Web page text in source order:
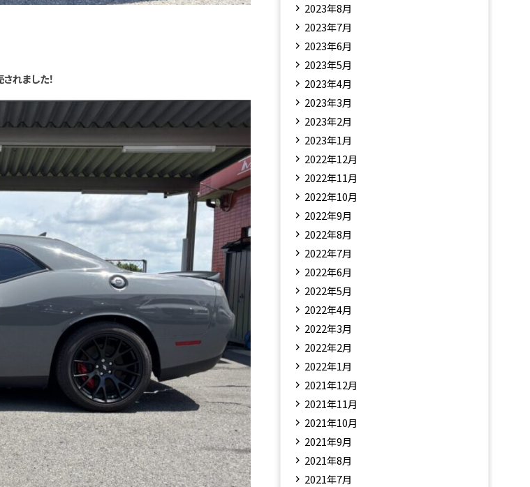
れました！
2023年8月
2023年7月
2023年6月
2023年5月
2023年4月
2023年3月
2023年2月
2023年1月
2022年12月
2022年11月
2022年10月
2022年9月
2022年8月
2022年7月
2022年6月
2022年5月
2022年4月
2022年3月
2022年2月
2022年1月
2021年12月
2021年11月
2021年10月
2021年9月
2021年8月
2021年7月